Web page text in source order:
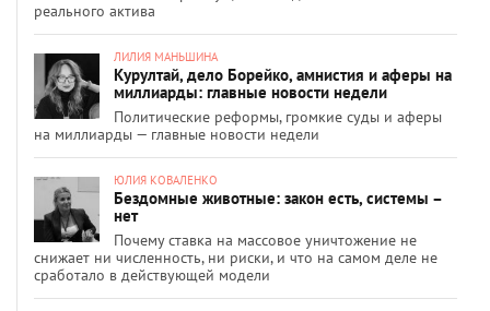
реального актива
ЛИЛИЯ МАНЬШИНА
Курултай, дело Борейко, амнистия и аферы на
миллиарды: главные новости недели
Политические реформы, громкие суды и аферы
на миллиарды — главные новости недели
ЮЛИЯ КОВАЛЕНКО
Бездомные животные: закон есть, системы –
нет
Почему ставка на массовое уничтожение не
снижает ни численность, ни риски, и что на самом деле не
сработало в действующей модели